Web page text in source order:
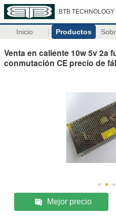
BTB TECHNOLOGY
Inicio Productos
Venta en caliente 10w 5v 2a
conmutación CE precio de
Mejor precio